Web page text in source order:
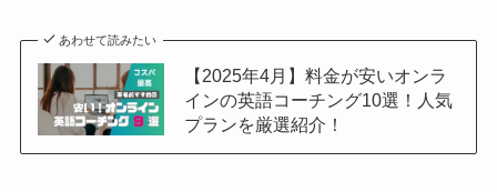
あわせて読みたい
【2025年4月】料金が安いオンラ
インの英語コーチング10選！人気
プランを厳選紹介！